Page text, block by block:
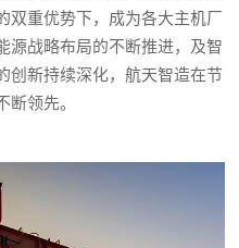
重优势下，成为各大主机厂
源战略布局的不断推进，及智
创新持续深化，航天智造在节
断领先。